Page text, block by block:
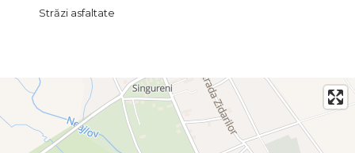
Străzi asfaltate